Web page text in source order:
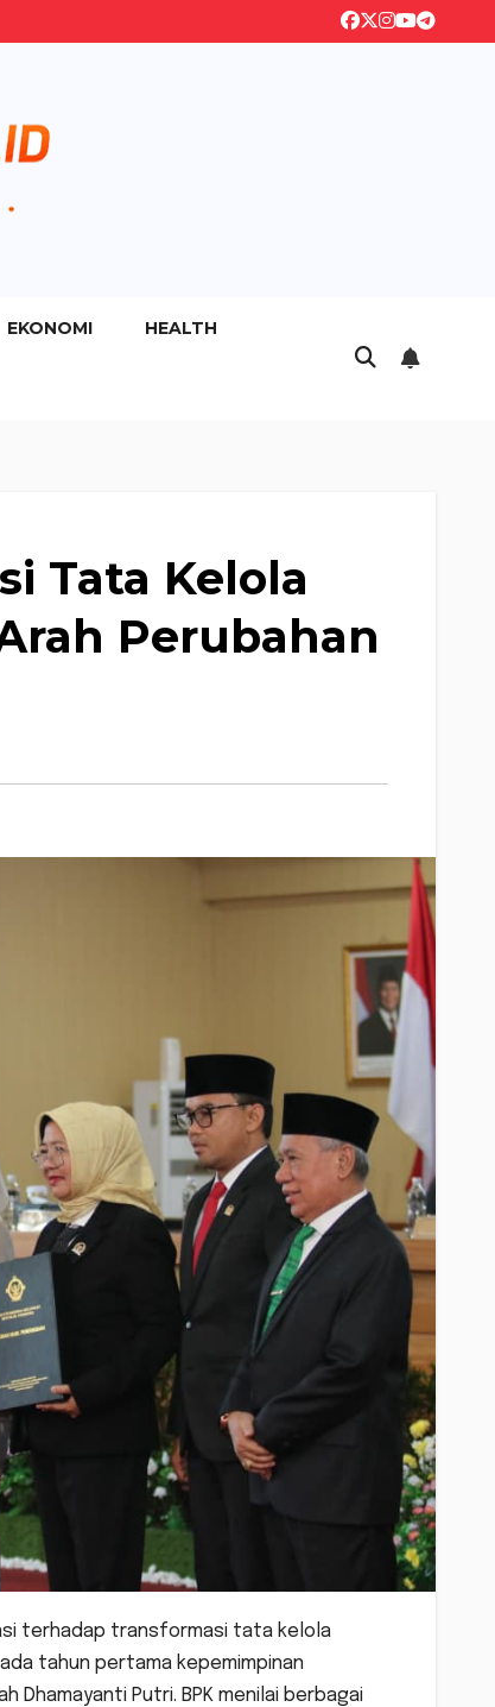
EKONOMI HEALTH
Tata Kelola
Perubahan
terhadap transformasi tata kelola
tahun pertama kepemimpinan
Dhamayanti Putri. BPK menilai berbagai